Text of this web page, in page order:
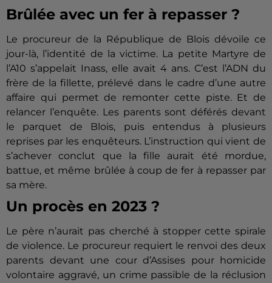
Brûlée avec un fer à repasser ?
Le procureur de la République de Blois dévoile ce
jour-là, l’identité de la victime. La petite Martyre de
l’A10 s’appelait Inass, elle avait 4 ans. C’est l’ADN du
frère de la fillette, prélevé dans le cadre d’une autre
affaire qui permet de remonter cette piste. Et de
relancer l’enquête. Les parents sont déférés devant
le parquet de Blois, puis entendus à plusieurs
reprises par les enquêteurs. L’instruction qui vient de
s’achever conclut que la fille aurait été mordue,
battue, et même brûlée à coup de fer à repasser par
sa mère.
Un procès en 2023 ?
Le père n’aurait pas cherché à stopper cette spirale
de violence. Le procureur requiert le renvoi des deux
parents devant une cour d’Assises pour homicide
volontaire aggravé, un crime passible de la réclusion